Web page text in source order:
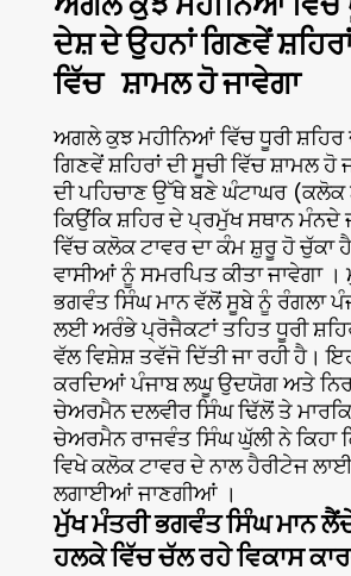
ਦੇਸ਼ ਦੇ ਉਹਨਾਂ ਗਿਣਵੇਂ
ਵਿੱਚ ਸ਼ਾਮਲ ਹੋ ਜਾਵੇਗਾ
ਅਗਲੇ ਕੁਝ ਮਹੀਨਿਆਂ ਵਿੱਚ ਧੂਰੀ ਸ਼ਹਿਰ
ਗਿਣਵੇਂ ਸ਼ਹਿਰਾਂ ਦੀ ਸੂਚੀ ਵਿੱਚ ਸ਼ਾਮਲ ਹੋ
ਦੀ ਪਹਿਚਾਣ ਉੱਥੇ ਬਣੇ ਘੰਟਾਘਰ (ਕਲੋਕ
ਕਿਉਂਕਿ ਸ਼ਹਿਰ ਦੇ ਪ੍ਰਮੁੱਖ ਸਥਾਨ ਮੰਨਦੇ
ਵਿੱਚ ਕਲੋਕ ਟਾਵਰ ਦਾ ਕੰਮ ਸ਼ੁਰੂ ਹੋ ਚੁੱਕਾ
ਵਾਸੀਆਂ ਨੂੰ ਸਮਰਪਿਤ ਕੀਤਾ ਜਾਵੇਗਾ ।
ਭਗਵੰਤ ਸਿੰਘ ਮਾਨ ਵੱਲੋਂ ਸੂਬੇ ਨੂੰ ਰੰਗਲਾ
ਲਈ ਅਰੰਭੇ ਪ੍ਰੋਜੈਕਟਾਂ ਤਹਿਤ ਧੂਰੀ
ਵੱਲ ਵਿਸ਼ੇਸ਼ ਤਵੱਜੋ ਦਿੱਤੀ ਜਾ ਰਹੀ ਹੈ।
ਕਰਦਿਆਂ ਪੰਜਾਬ ਲਘੂ ਉਦਯੋਗ ਅਤੇ
ਚੇਅਰਮੈਨ ਦਲਵੀਰ ਸਿੰਘ ਢਿੱਲੋਂ ਤੇ
ਚੇਅਰਮੈਨ ਰਾਜਵੰਤ ਸਿੰਘ ਘੁੱਲੀ ਨੇ ਕਿਹਾ
ਵਿਖੇ ਕਲੋਕ ਟਾਵਰ ਦੇ ਨਾਲ ਹੈਰੀਟੇਜ
ਲਗਾਈਆਂ ਜਾਣਗੀਆਂ ।
ਮੁੱਖ ਮੰਤਰੀ ਭਗਵੰਤ ਸਿੰਘ ਮਾਨ
ਹਲਕੇ ਵਿੱਚ ਚੱਲ ਰਹੇ ਵਿਕਾਸ